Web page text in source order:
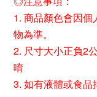
1. 商品顏色會因
物為準。
2. 尺寸大小正負2
唷
3. 如有液體或食品